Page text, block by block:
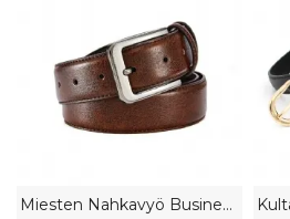
Miesten Nahkavyö Business Nahkainen Rento Naisten Pinsolivyö